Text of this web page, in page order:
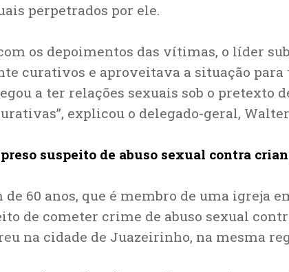
perpetrados por ele.
os depoimentos das vítimas, o líder
curativos e aproveitava a situação
a ter relações sexuais sob o pretexto
explicou o delegado-geral, Walter
suspeito de abuso sexual contra
60 anos, que é membro de uma igreja
de cometer crime de abuso sexual
na cidade de Juazeirinho, na mesma